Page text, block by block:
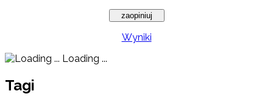
Wyniki
Loading ...
Tagi